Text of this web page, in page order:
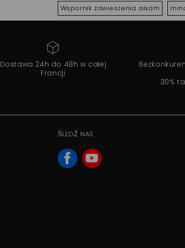
Wspornik zawieszenia aixam
Dostawa 24h do 48h w całej
Francji
30%
ŚLEDŹ NAS